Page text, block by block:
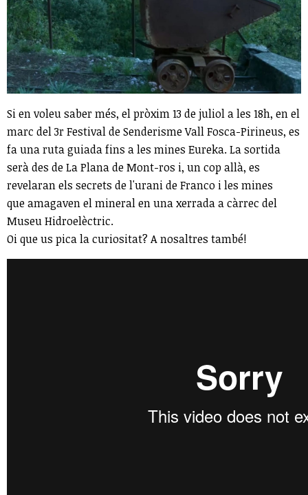
Si en voleu saber més, el pròxim 13 de juliol a les 18h, en el
marc del 3r Festival de Senderisme Vall Fosca-Pirineus, es
fa una ruta guiada fins a les mines Eureka. La sortida
serà des de La Plana de Mont-ros i, un cop allà, es
revelaran els secrets de l'urani de Franco i les mines
que amagaven el mineral en una xerrada a càrrec del
Museu Hidroelèctric.
Oi que us pica la curiositat? A nosaltres també!